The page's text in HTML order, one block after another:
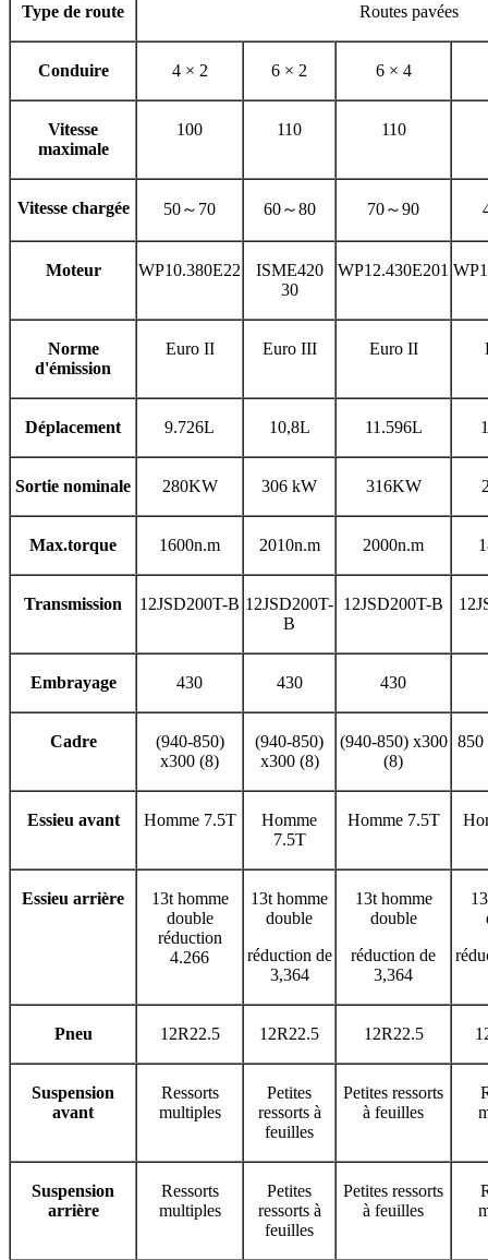
Type de route Routes pavées
Conduire 4 × 2 6 × 2 6 × 4
Vitesse
maximale
100 110 110
Vitesse chargée 50～ 70 60～80 70～90
Moteur WP10.380E22
ISME420
30
WP12.430E201
Norme
d'émission
Euro II Euro III Euro II
Déplacement 9.726L 10,8L 11.596L
Sortie nominale 280KW 306 kW 316KW
Max.torque 1600n.m 2010n.m 2000n.m
Transmission 12JSD200T-B 12JSD200T-
B
12JSD200T-B
Embrayage 430 430 430
Cadre
(940-850)
x300 (8)
(940-850)
x300 (8)
(940-850) x300
(8)
850
Essieu avant Homme 7.5T
Homme
7.5T
Homme 7.5T
Essieu arrière
13t homme
double
réduction
4.266
13t homme
double
réduction de
3,364
13t homme
double
réduction de
3,364
Pneu 12R22.5 12R22.5 12R22.5
Suspension
avant
Ressorts
multiples
Petites
ressorts à
feuilles
Petites ressorts
à feuilles
Suspension
arrière
Ressorts
multiples
Petites
ressorts à
feuilles
Petites ressorts
à feuilles